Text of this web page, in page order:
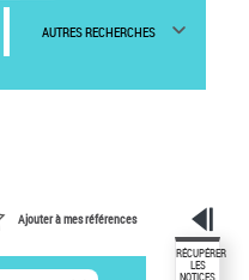
AUTRES RECHERCHES
Ajouter à mes références
RÉCUPÉRER
LES